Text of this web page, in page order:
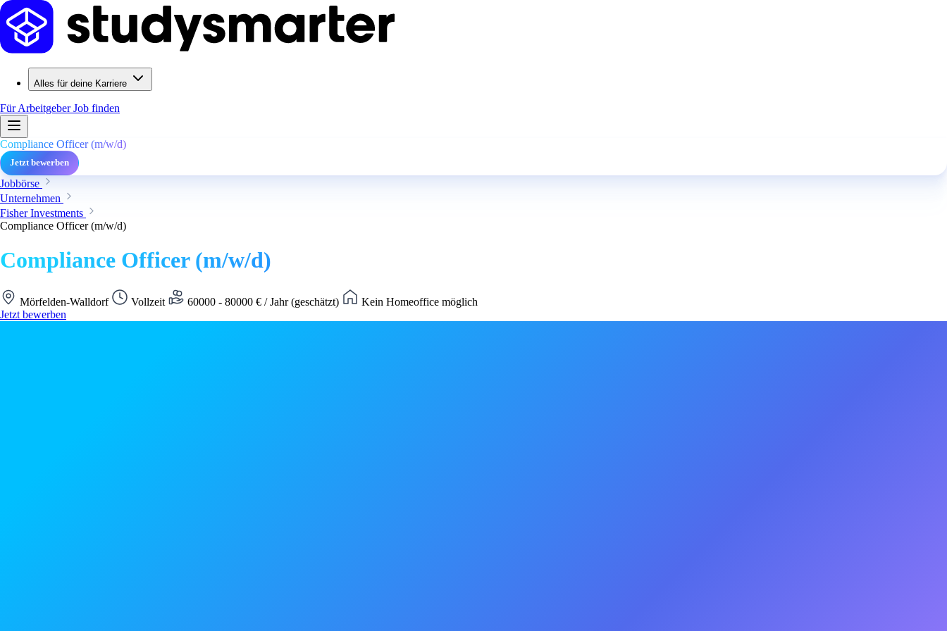
Alles für deine Karriere
Für ArbeitgeberJob finden
Compliance Officer (m/w/d)
Jetzt bewerben
Jobbörse
Unternehmen
Fisher Investments
Compliance Officer (m/w/d)
Compliance Officer (m/w/d)
Mörfelden-Walldorf Vollzeit 60000 - 80000 € / Jahr (geschätzt)
Kein Homeoffice möglich
Jetzt bewerben